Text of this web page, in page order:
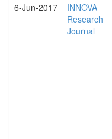
6-Jun-2017
INNOVA
Research
Journal